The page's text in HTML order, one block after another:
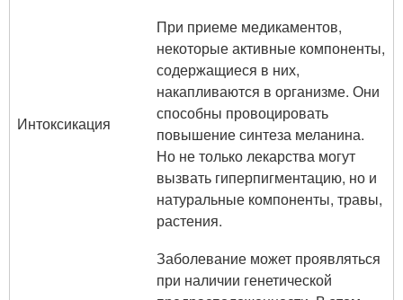
Интоксикация
При приеме медикаментов,
некоторые активные компоненты,
содержащиеся в них,
накапливаются в организме. Они
способны провоцировать
повышение синтеза меланина.
Но не только лекарства могут
вызвать гиперпигментацию, но и
натуральные компоненты, травы,
растения.
Заболевание может проявляться
при наличии генетической